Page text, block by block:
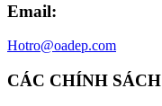
Email:
Hotro@oadep.com
CÁC CHÍNH SÁCH